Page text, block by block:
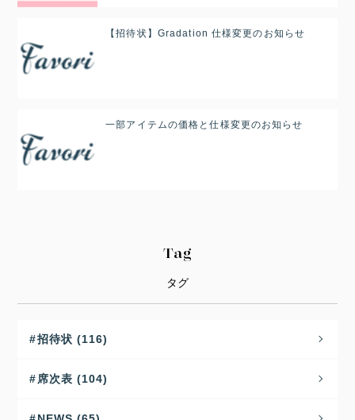
【招待状】Gradation 仕様変更のお知らせ
一部アイテムの価格と仕様変更のお知らせ
Tag
タグ
招待状 (116)
席次表 (104)